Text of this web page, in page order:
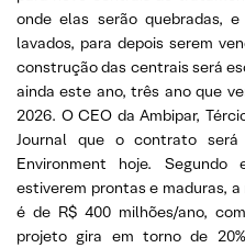
onde elas serão quebradas,
lavados, para depois serem
construção das centrais será
ainda este ano, três ano que
2026. O CEO da Ambipar,
Journal que o contrato
Environment hoje.
estiverem prontas e maduras,
é de R$ 400 milhões/ano,
projeto gira em torno de